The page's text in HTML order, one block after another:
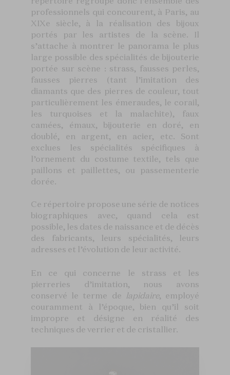
professionnels qui concourent, à Paris, au
XIXe siècle, à la réalisation des bijoux
portés par les artistes de la scène. Il
s’attache à montrer le panorama le plus
large possible des spécialités de bijouterie
portée sur scène : strass, fausses perles,
fausses pierres (tant l’imitation des
diamants que des pierres de couleur, tout
particulièrement les émeraudes, le corail,
les turquoises et la malachite), faux
camées, émaux, bijouterie en doré, en
doublé, en argent, en acier, etc. Sont
exclues les spécialités spécifiques à
l’ornement du costume textile, tels que
paillons et paillettes, ou passementerie
dorée.
Ce répertoire propose une série de notices
biographiques avec, quand cela est
possible, les dates de naissance et de décès
des fabricants, leurs spécialités, leurs
adresses et l’évolution de leur activité.
En ce qui concerne le strass et les
pierreries d’imitation, nous avons
conservé le terme de lapidaire, employé
couramment à l’époque, bien qu’il soit
impropre et désigne en réalité des
techniques de verrier et de cristallier.